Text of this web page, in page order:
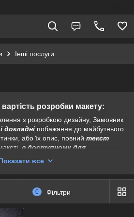
Інші послуги
розробки макету:
з розробкою дизайну, Замовник
докладні побажання до майбутнього
або їх опис, повний текст
в доступному для
конкретного роду діяльності або
CDR.
бути не менше 300 dpi.
все
0 Фільтри